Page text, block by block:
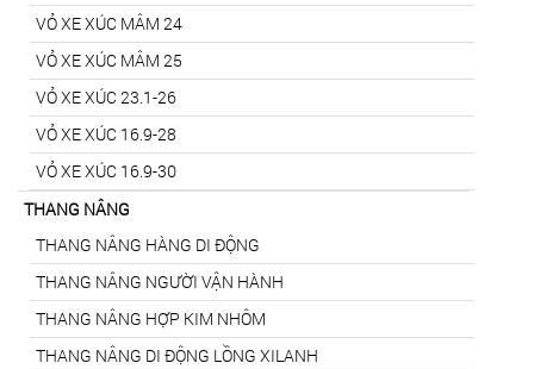
VỎ XE XÚC MÂM 24
VỎ XE XÚC MÂM 25
VỎ XE XÚC 23.1-26
VỎ XE XÚC 16.9-28
VỎ XE XÚC 16.9-30
THANG NÂNG
THANG NÂNG HÀNG DI ĐỘNG
THANG NÂNG NGƯỜI VẬN HÀNH
THANG NÂNG HỢP KIM NHÔM
THANG NÂNG DI ĐỘNG LỒNG XILANH